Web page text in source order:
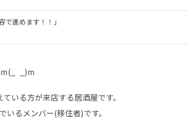
進めます！！」
m(_  _)m
いる方が来店する居酒屋です。
るメンバー(移住者)です。